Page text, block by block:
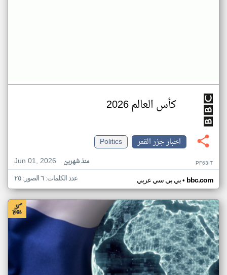
كأس العالم 2026
اخبار جزر القمر
Politics
Jun 01, 2026
منذ شهرين PF63IT
بي بي سي عربي• bbc.com عدد الكلمات: ٦ الصور: ٢٥